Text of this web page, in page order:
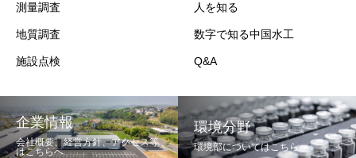
測量調査
地質調査
施設点検
人を知る
数字で知る中国水工
Q&A
企業情報
会社概要、経営方針、アクセス等
はこちらへ
環境分野
環境部についてはこちらへ